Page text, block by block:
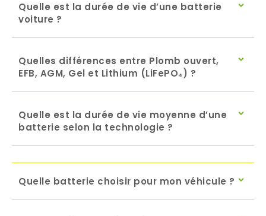
Quelle est la durée de vie d’une batterie
voiture ?
Quelles différences entre Plomb ouvert,
EFB, AGM, Gel et Lithium (LiFePO₄) ?
Quelle est la durée de vie moyenne d’une
batterie selon la technologie ?
Quelle batterie choisir pour mon véhicule ?